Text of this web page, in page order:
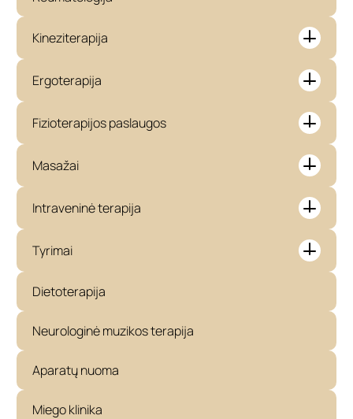
Kineziterapija
Ergoterapija
Fizioterapijos paslaugos
Masažai
Intraveninė terapija
Tyrimai
Dietoterapija
Neurologinė muzikos terapija
Aparatų nuoma
Miego klinika